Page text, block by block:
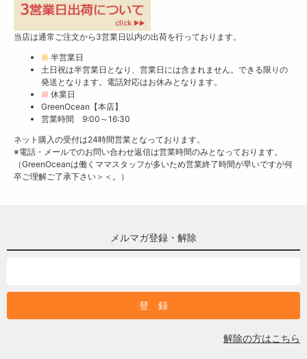
当店は通常ご注文から3営業日以内の出荷を行っております。
■ 半営業日
土日祝は半営業日となり、営業日には含まれません。できる限りの
発送となります。電話対応はお休みとなります。
■ 休業日
GreenOcean【本店】
営業時間 9:00～16:30
ネット購入の受付は24時間営業となっております。
※電話・メールでのお問い合わせ返信は営業時間のみとなっております。
（GreenOceanは働くママスタッフが多いため営業終了時間が早いですが何
卒ご理解ご了承下さい＞＜。）
メルマガ登録・解除
解除の方はこちら